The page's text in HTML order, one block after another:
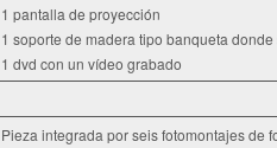
1 pantalla de proyección
1 soporte de madera tipo banqueta
1 dvd con un vídeo grabado
Pieza integrada por seis fotomontajes de